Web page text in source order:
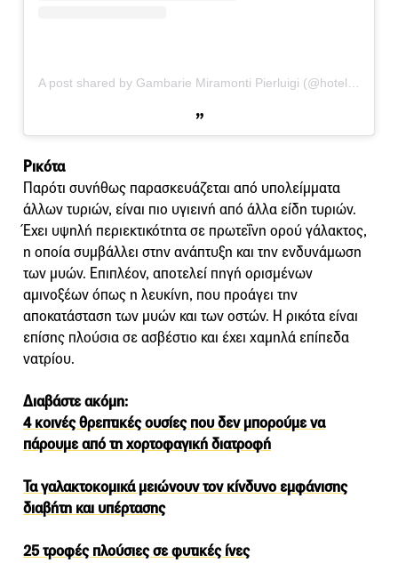
Ρικότα
Παρότι συνήθως παρασκευάζεται από υπολείμματα
άλλων τυριών, είναι πιο υγιεινή από άλλα είδη τυριών.
Έχει υψηλή περιεκτικότητα σε πρωτεΐνη ορού γάλακτος,
η οποία συμβάλλει στην ανάπτυξη και την ενδυνάμωση
των μυών. Επιπλέον, αποτελεί πηγή ορισμένων
αμινοξέων όπως η λευκίνη, που προάγει την
αποκατάσταση των μυών και των οστών. Η ρικότα είναι
επίσης πλούσια σε ασβέστιο και έχει χαμηλά επίπεδα
νατρίου.
Διαβάστε ακόμη:
4 κοινές θρεπτικές ουσίες που δεν μπορούμε να
πάρουμε από τη χορτοφαγική διατροφή
Τα γαλακτοκομικά μειώνουν τον κίνδυνο εμφάνισης
διαβήτη και υπέρτασης
25 τροφές πλούσιες σε φυτικές ίνες